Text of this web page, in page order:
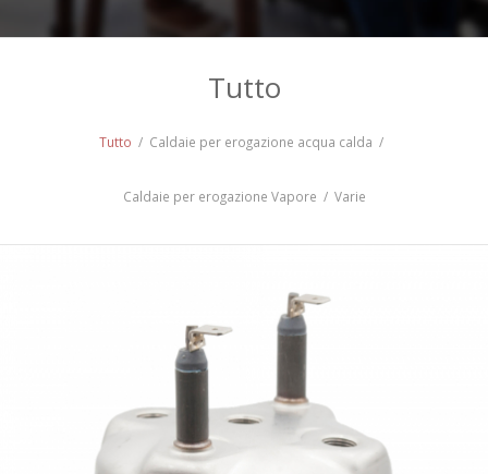
Tutto
Tutto / Caldaie per erogazione acqua calda /
Caldaie per erogazione Vapore / Varie